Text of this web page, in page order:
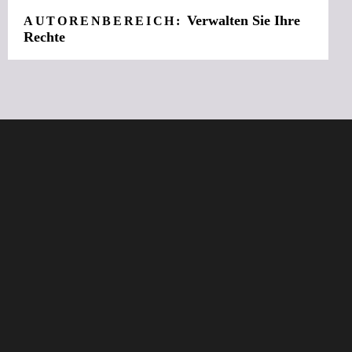
AUTORENBEREICH:Verwalten Sie Ihre
Rechte